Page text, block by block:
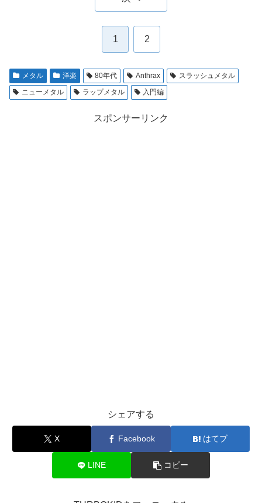
1 2
メタル 洋楽 80年代 Anthrax
スラッシュメタル
ニューメタル
ラップメタル 入門編
スポンサーリンク
シェアする
X Facebook はてブ
LINE コピー